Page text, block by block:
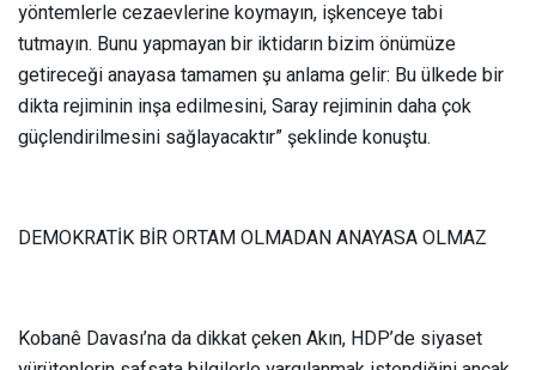
yöntemlerle cezaevlerine koymayın, işkenceye tabi
tutmayın. Bunu yapmayan bir iktidarın bizim önümüze
getireceği anayasa tamamen şu anlama gelir: Bu ülkede bir
dikta rejiminin inşa edilmesini, Saray rejiminin daha çok
güçlendirilmesini sağlayacaktır” şeklinde konuştu.
DEMOKRATİK BİR ORTAM OLMADAN ANAYASA OLMAZ
Kobanê Davası’na da dikkat çeken Akın, HDP’de siyaset